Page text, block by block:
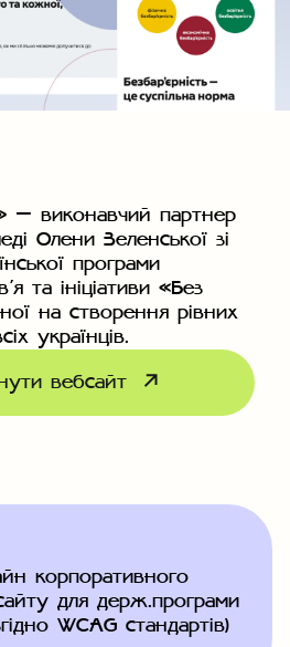
– виконавчий партнер
Олени Зеленської зі
програми
та ініціативи «Без
на створення рівних
українців.
вебсайт
корпоративного
для держ.програми
WCAG стандартів)